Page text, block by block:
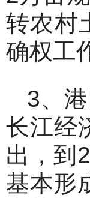
转农村
确权工
3、
长江经
出，到
基本形